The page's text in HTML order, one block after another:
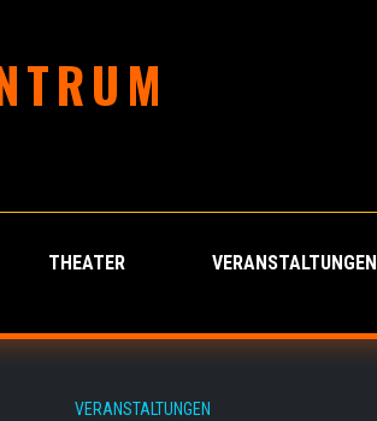
THEATER VERANSTALTUNGEN
VERANSTALTUNGEN